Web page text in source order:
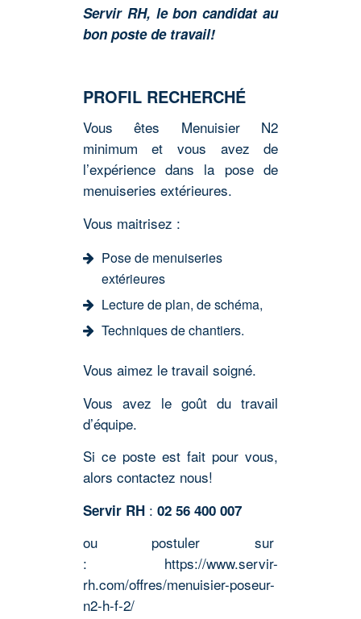
Servir RH, le bon candidat au
bon poste de travail!
PROFIL RECHERCHÉ
Vous êtes Menuisier N2
minimum et vous avez de
l’expérience dans la pose de
menuiseries extérieures.
Vous maitrisez :
Pose de menuiseries
extérieures
Lecture de plan, de schéma,
Techniques de chantiers.
Vous aimez le travail soigné.
Vous avez le goût du travail
d’équipe.
Si ce poste est fait pour vous,
alors contactez nous!
Servir RH : 02 56 400 007
ou postuler sur
: https://www.servir-
rh.com/offres/menuisier-poseur-
n2-h-f-2/